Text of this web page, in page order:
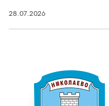
28.07.2026